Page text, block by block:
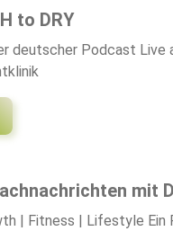
to DRY
deutscher Podcast Live
mit
| Fitness | Lifestyle Ein